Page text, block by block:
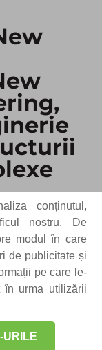
conținutul,
nostru. De
modul în care
de publicitate și
pe care le-
în urma utilizării
URILE
(BVB:
electrice și
Bursa de Valori
companii de
energetice
Noua companie
parteneriat cu
și soluții
largă.